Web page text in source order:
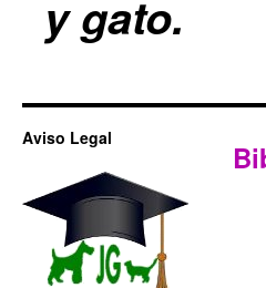
y gato.
Aviso Legal